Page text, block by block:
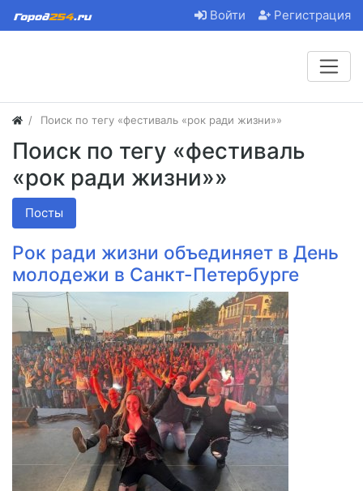
Войти Регистрация
Поиск по тегу «фестиваль «рок ради жизни»»
Поиск по тегу «фестиваль
«рок ради жизни»»
Посты
Рок ради жизни объединяет в День
молодежи в Санкт-Петербурге